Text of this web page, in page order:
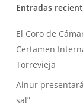
Entradas
El Coro de
Certamen
Torrevieja
Ainur
sal”